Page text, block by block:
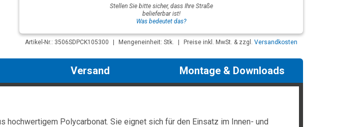
Stellen Sie bitte sicher, dass Ihre Straße
belieferbar ist!
Was bedeutet das?
Artikel-Nr.: 3506SDPCK105300 Mengeneinheit: Stk. Preise inkl. MwSt. & zzgl. Versandkosten
Versand Montage & Downloads
Polycarbonat. Sie eignet sich für den Einsatz im Innen- und